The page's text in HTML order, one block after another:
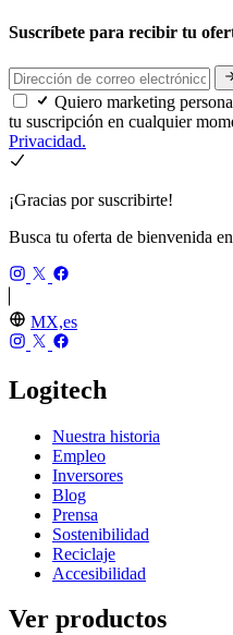
Suscríbete para recibir tu
Quiero marketing
tu suscripción en cualquier
Privacidad.
¡Gracias por suscribirte!
Busca tu oferta de bienvenida
MX,es
Logitech
Nuestra historia
Empleo
Inversores
Blog
Prensa
Sostenibilidad
Reciclaje
Accesibilidad
Ver productos